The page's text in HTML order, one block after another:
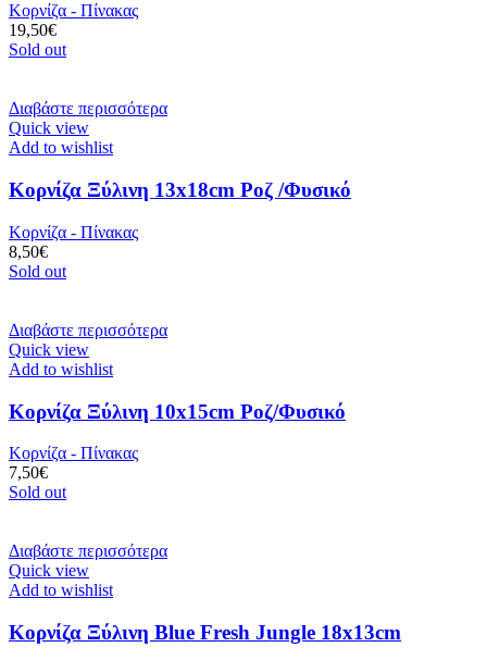
Κορνίζα - Πίνακας
19,50€
Sold out
Διαβάστε περισσότερα
Quick view
Add to wishlist
Κορνίζα Ξύλινη 13x18cm Ροζ /Φυσικό
Κορνίζα - Πίνακας
8,50€
Sold out
Διαβάστε περισσότερα
Quick view
Add to wishlist
Κορνίζα Ξύλινη 10x15cm Ροζ/Φυσικό
Κορνίζα - Πίνακας
7,50€
Sold out
Διαβάστε περισσότερα
Quick view
Add to wishlist
Κορνίζα Ξύλινη Blue Fresh Jungle 18x13cm